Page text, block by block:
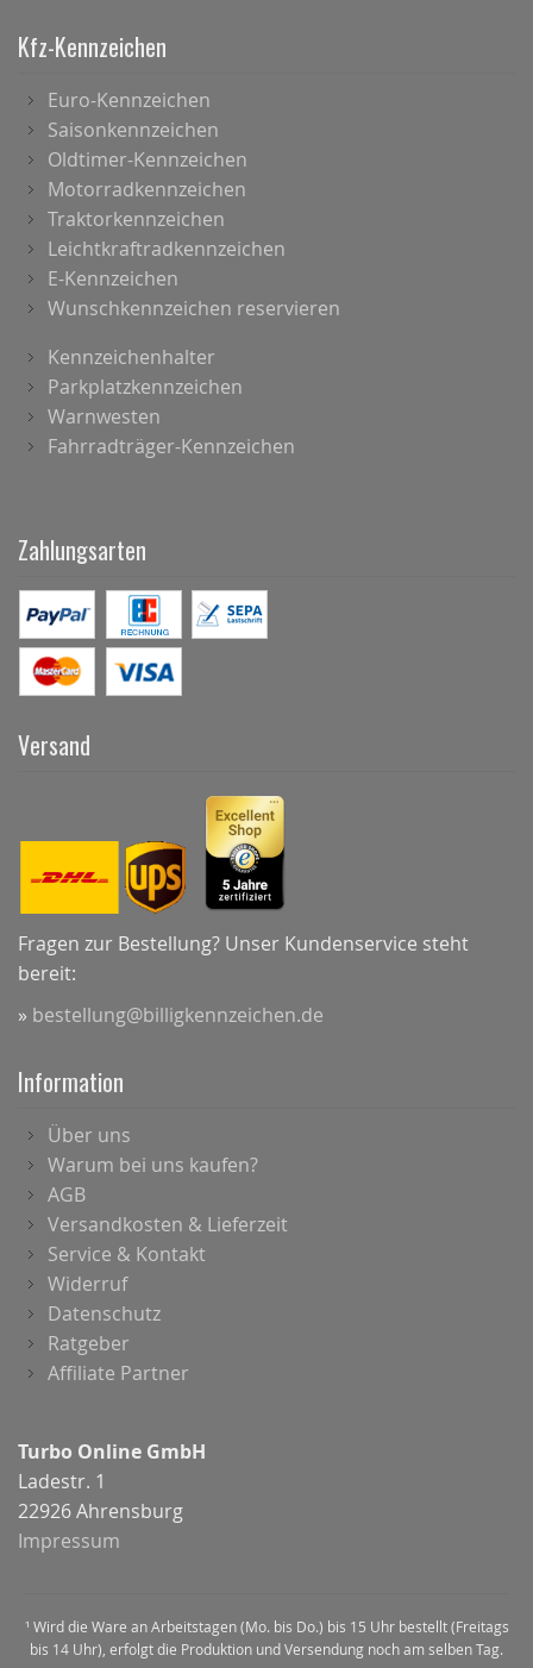
Kfz-Kennzeichen
Euro-Kennzeichen
Saisonkennzeichen
Oldtimer-Kennzeichen
Motorradkennzeichen
Traktorkennzeichen
Leichtkraftradkennzeichen
E-Kennzeichen
Wunschkennzeichen reservieren
Kennzeichenhalter
Parkplatzkennzeichen
Warnwesten
Fahrradträger-Kennzeichen
Zahlungsarten
Versand
Fragen zur Bestellung? Unser Kundenservice steht
bereit:
» bestellung@billigkennzeichen.de
Information
Über uns
Warum bei uns kaufen?
AGB
Versandkosten & Lieferzeit
Service & Kontakt
Widerruf
Datenschutz
Ratgeber
Affiliate Partner
Turbo Online GmbH
Ladestr. 1
22926 Ahrensburg
Impressum
¹ Wird die Ware an Arbeitstagen (Mo. bis Do.) bis 15 Uhr bestellt (Freitags
bis 14 Uhr), erfolgt die Produktion und Versendung noch am selben Tag.